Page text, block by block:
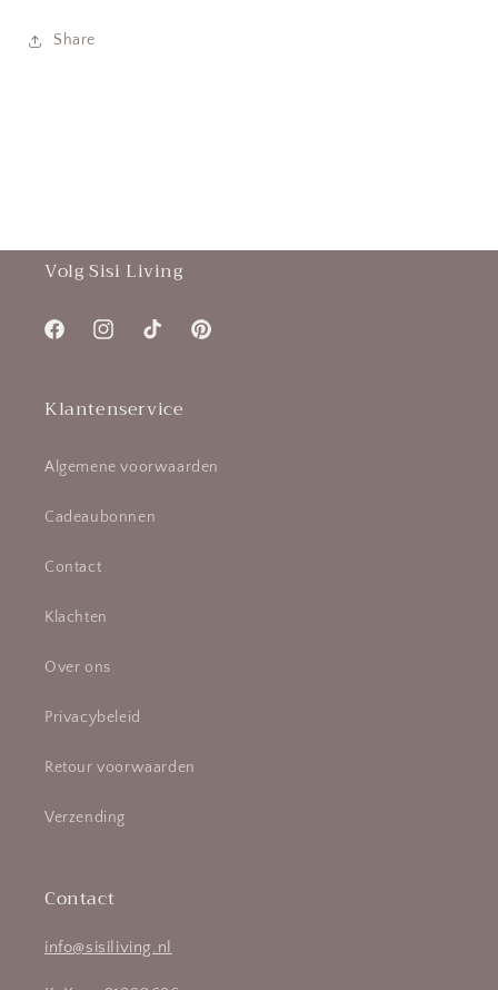
Share
Volg Sisi Living
FacebookInstagramTikTok Pinterest
Klantenservice
Algemene voorwaarden
Cadeaubonnen
Contact
Klachten
Over ons
Privacybeleid
Retour voorwaarden
Verzending
Contact
info@sisiliving.nl